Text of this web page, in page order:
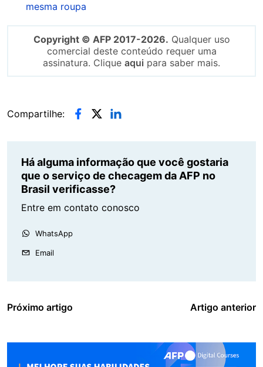
mesma roupa
Copyright © AFP 2017-2026. Qualquer uso
comercial deste conteúdo requer uma
assinatura. Clique aqui para saber mais.
Compartilhe:
Há alguma informação que você gostaria
que o serviço de checagem da AFP no
Brasil verificasse?
Entre em contato conosco
WhatsApp
Email
Próximo artigo Artigo anterior